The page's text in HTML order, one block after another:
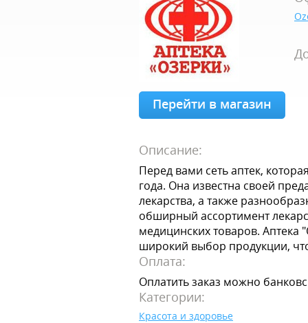
Перейти в магазин
Описание:
Перед вами сеть аптек,
года. Она известна своей
лекарства, а также
обширный ассортимент
медицинских товаров. Аптека
широкий выбор продукции,
Оплата:
Оплатить заказ можно
Категории:
Красота и здоровье